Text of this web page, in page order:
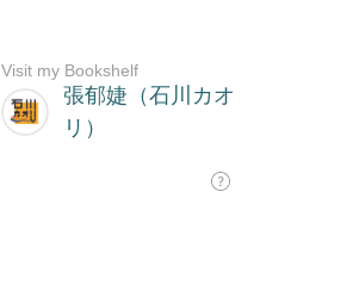
張郁婕（石川カオ
リ）
Visit my Bookshelf